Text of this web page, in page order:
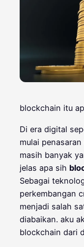
blockchain itu
Di era digital
mulai
masih banyak
jelas apa sih
Sebagai
perkembangan
menjadi salah
diabaikan. aku
blockchain dari